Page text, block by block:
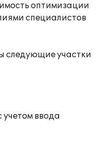
оптимизации
специалистов
следующие участки
ввода